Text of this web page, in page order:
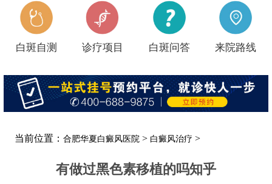
白斑自测 诊疗项目 白斑问答 来院路线
当前位置：合肥华夏白癜风医院 > 白癜风治疗 >
有做过黑色素移植的吗知乎